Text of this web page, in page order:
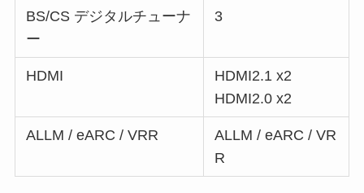
BS/CS デジタルチューナ
ー
3
HDMI
HDMI2.1 x2
HDMI2.0 x2
ALLM / eARC / VRR
ALLM / eARC / VR
R